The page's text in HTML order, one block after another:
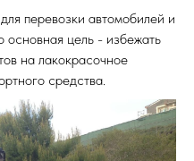
перевозки автомобилей и
основная цель - избежать
на лакокрасочное
средства.